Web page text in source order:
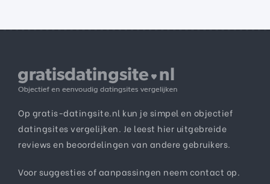
Op gratis-datingsite.nl kun je simpel en objectief
datingsites vergelijken. Je leest hier uitgebreide
reviews en beoordelingen van andere gebruikers.
Voor suggesties of aanpassingen neemcontact op.